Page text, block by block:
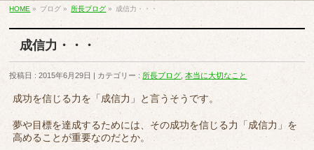
HOME » ブログ » 所長ブログ » 成信力・・・
成信力・・・
投稿日 : 2015年6月29日 カテゴリー : 所長ブログ ,本当に大切なこと
成功を信じる力を「成信力」と言うそうです。
夢や目標を達成するためには、その成功を信じる力「成信力」を
高めることが重要なのだとか。